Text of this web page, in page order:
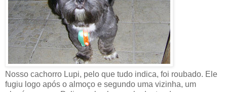
Nosso cachorro Lupi, pelo que tudo indica, foi roubado. Ele
fugiu logo após o almoço e segundo uma vizinha, um